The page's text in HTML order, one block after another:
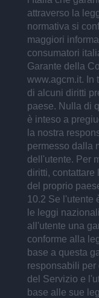
attraverso la
normativa si
maggiori
consumatori
Garante della
www.agcm.it. In
di alcuni diritti
paese. Nulla di
è inteso a
la nostra
permesso dalla
dell'utente. Per
diritti, contattare
del proprio
10.2 Se l'utente
le leggi
all'utente una
conforme alla
base a questa
responsabili per
del Servizio e
base alle sue